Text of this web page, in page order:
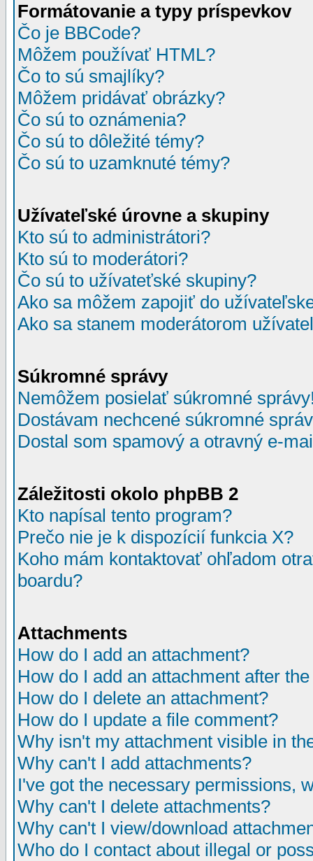
Formátovanie a typy príspevkov
Čo je BBCode?
Môžem používať HTML?
Čo to sú smajlíky?
Môžem pridávať obrázky?
Čo sú to oznámenia?
Čo sú to dôležité témy?
Čo sú to uzamknuté témy?
Užívateľské úrovne a skupiny
Kto sú to administrátori?
Kto sú to moderátori?
Čo sú to užívateťské skupiny?
Ako sa môžem zapojiť do
Ako sa stanem moderátorom
Súkromné správy
Nemôžem posielať súkromné
Dostávam nechcené súkromné
Dostal som spamový a otravný e-
Záležitosti okolo phpBB 2
Kto napísal tento program?
Prečo nie je k dispozícií funkcia X?
Koho mám kontaktovať ohľadom
boardu?
Attachments
How do I add an attachment?
How do I add an attachment after
How do I delete an attachment?
How do I update a file comment?
Why isn't my attachment visible in
Why can't I add attachments?
I've got the necessary permissions,
Why can't I delete attachments?
Why can't I view/download
Who do I contact about illegal or